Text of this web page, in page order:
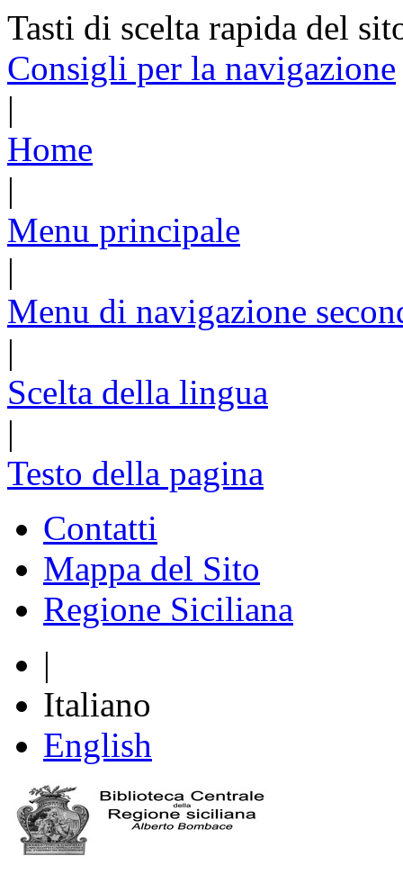
Tasti di scelta rapida del
Consigli per la navigazione
|
Home
|
Menu principale
|
Menu di navigazione
|
Scelta della lingua
|
Testo della pagina
Contatti
Mappa del Sito
Regione Siciliana
|
Italiano
English